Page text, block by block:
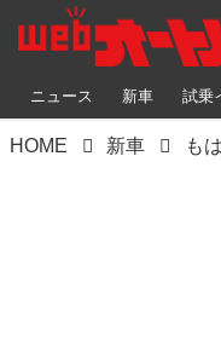
ニュース 新車 試乗
HOME 新車